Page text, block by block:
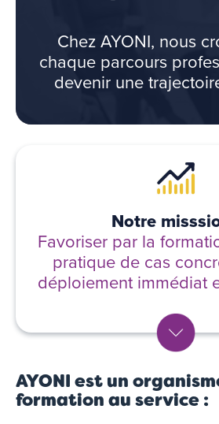
Chez AYONI, nous
chaque parcours
devenir une
Notre
Favoriser par la
pratique de cas
déploiement immédiat
AYONI est un
formation au service :